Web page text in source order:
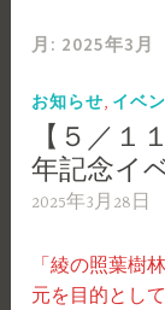
月: 2025年3月
お知らせ イベ
【５／１
年記念イ
2025年3月28日
「綾の照葉樹
元を目的として